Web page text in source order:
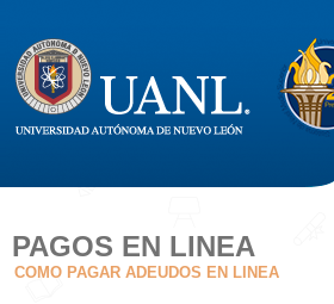
Acerca de
PAGOS EN LINEA
COMO PAGAR ADEUDOS EN LINEA